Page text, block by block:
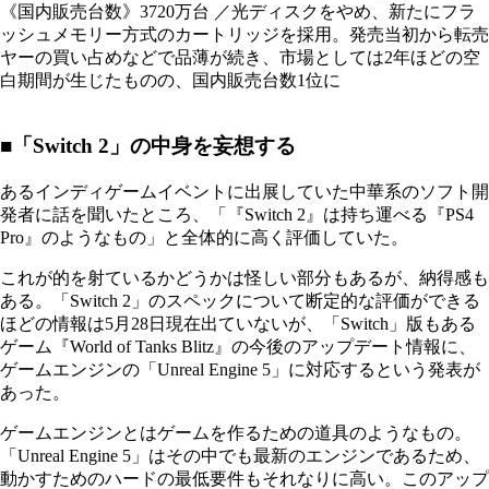
《国内販売台数》3720万台 ／光ディスクをやめ、新たにフラ
ッシュメモリー方式のカートリッジを採用。発売当初から転売
ヤーの買い占めなどで品薄が続き、市場としては2年ほどの空
白期間が生じたものの、国内販売台数1位に
■「Switch 2」の中身を妄想する
あるインディゲームイベントに出展していた中華系のソフト開
発者に話を聞いたところ、「『Switch 2』は持ち運べる『PS4
Pro』のようなもの」と全体的に高く評価していた。
これが的を射ているかどうかは怪しい部分もあるが、納得感も
ある。「Switch 2」のスペックについて断定的な評価ができる
ほどの情報は5月28日現在出ていないが、「Switch」版もある
ゲーム『World of Tanks Blitz』の今後のアップデート情報に、
ゲームエンジンの「Unreal Engine 5」に対応するという発表が
あった。
ゲームエンジンとはゲームを作るための道具のようなもの。
「Unreal Engine 5」はその中でも最新のエンジンであるため、
動かすためのハードの最低要件もそれなりに高い。このアップ